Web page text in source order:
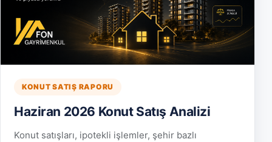
KONUT SATIŞ RAPORU
Haziran 2026 Konut Satış Analizi
Konut satışları, ipotekli işlemler, şehir bazlı